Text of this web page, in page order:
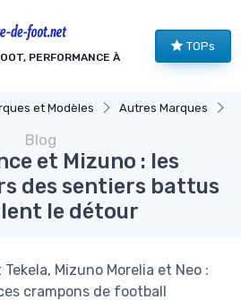
PERFORMANCE À
TOPs
et Modèles Autres Marques
Blog
et Mizuno : les
des sentiers battus
le détour
Mizuno Morelia et Neo :
crampons de football